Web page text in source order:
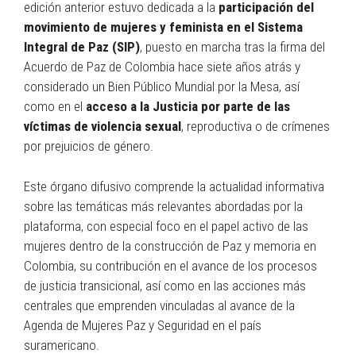
edición anterior estuvo dedicada a la participación del
movimiento de mujeres y feminista en el Sistema
Integral de Paz (SIP), puesto en marcha tras la firma del
Acuerdo de Paz de Colombia hace siete años atrás y
considerado un Bien Público Mundial por la Mesa, así
como en el acceso a la Justicia por parte de las
víctimas de violencia sexual, reproductiva o de crímenes
por prejuicios de género.
Este órgano difusivo comprende la actualidad informativa
sobre las temáticas más relevantes abordadas por la
plataforma, con especial foco en el papel activo de las
mujeres dentro de la construcción de Paz y memoria en
Colombia, su contribución en el avance de los procesos
de justicia transicional, así como en las acciones más
centrales que emprenden vinculadas al avance de la
Agenda de Mujeres Paz y Seguridad en el país
suramericano.